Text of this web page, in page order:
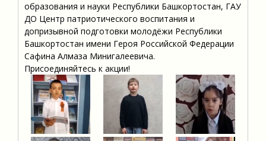
образования и науки Республики Башкортостан, ГАУ
ДО Центр патриотического воспитания и
допризывной подготовки молодёжи Республики
Башкортостан имени Героя Российской Федерации
Сафина Алмаза Минигалеевича.
Присоединяйтесь к акции!